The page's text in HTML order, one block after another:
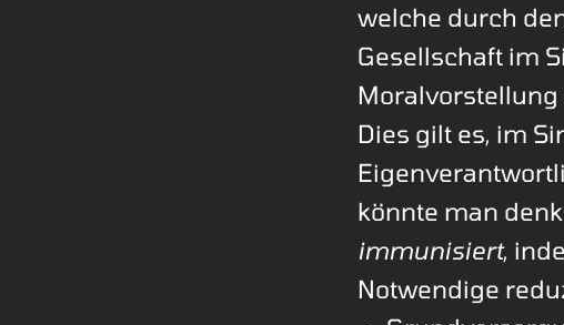
welche durch
Gesellschaft im
Moralvorstellung
Dies gilt es, im
könnte man
immunisiert,
Notwendige